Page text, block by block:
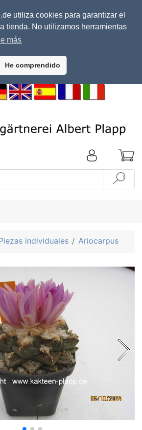
utiliza cookies para garantizar el
tienda. No utilizamos herramientas
más
He comprendido
individuales Ariocarpus